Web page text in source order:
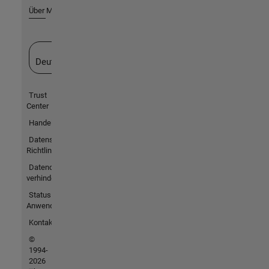
Über MathWorks
Deutschland
Trust
Center
Handelsmarken
Datenschutz-
Richtlinien
Datendiebstahl
verhindern
Status von
Anwendungen
Kontakt
©
1994-
2026